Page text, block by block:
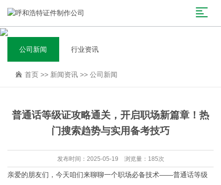
公司新闻 行业资讯
首页 >> 新闻资讯 >> 公司新闻
普通话等级证攻略通关，开启职场新篇章！热
门搜索趋势与实用备考技巧
发布时间：2025-05-19 浏览量：185次
亲爱的朋友们，今天咱们来聊聊一个职场必备技术——普通话等级